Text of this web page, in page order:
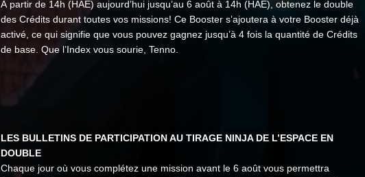
À partir de 14h (HAE) aujourd’hui jusqu’au 6 août à 14h (HAE), obtenez le double
des Crédits durant toutes vos missions! Ce Booster s’ajoutera à votre Booster déjà
activé, ce qui signifie que vous pouvez gagnez jusqu’à 4 fois la quantité de Crédits
de base. Que l’Index vous sourie, Tenno.
LES BULLETINS DE PARTICIPATION AU TIRAGE NINJA DE L’ESPACE EN
DOUBLE
Chaque jour où vous complétez une mission avant le 6 août vous permettra